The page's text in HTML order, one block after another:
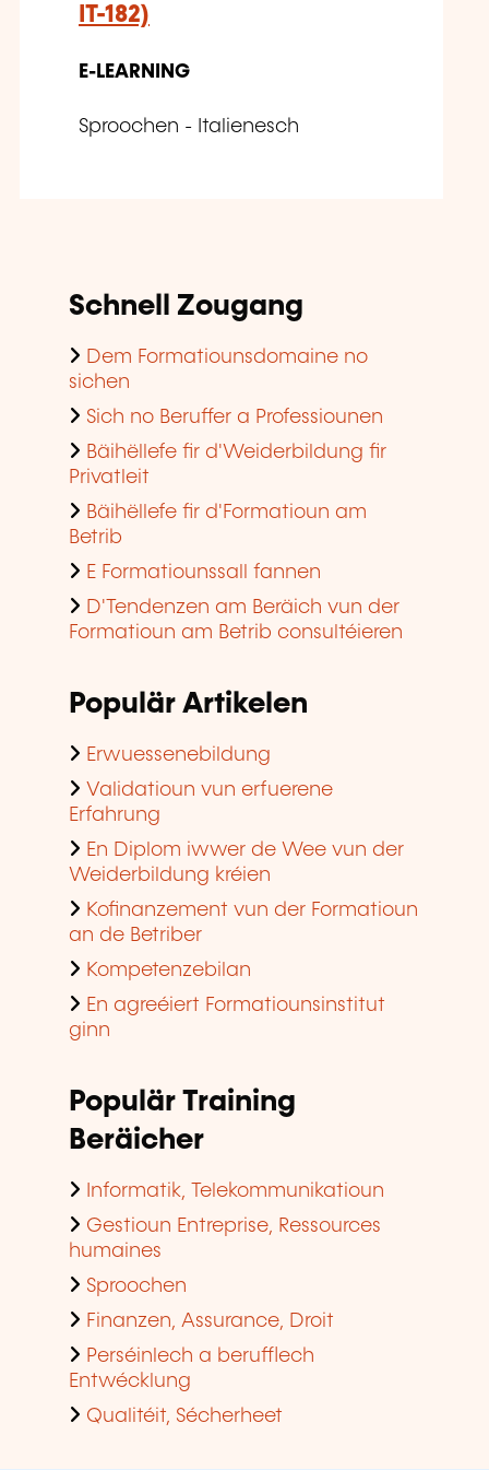
IT-182)
E-LEARNING
Sproochen - Italienesch
Schnell Zougang
Dem Formatiounsdomaine no
sichen
Sich no Beruffer a Professiounen
Bäihëllefe fir d'Weiderbildung fir
Privatleit
Bäihëllefe fir d'Formatioun am
Betrib
E Formatiounssall fannen
D'Tendenzen am Beräich vun der
Formatioun am Betrib consultéieren
Populär Artikelen
Erwuessenebildung
Validatioun vun erfuerene
Erfahrung
En Diplom iwwer de Wee vun der
Weiderbildung kréien
Kofinanzement vun der Formatioun
an de Betriber
Kompetenzebilan
En agreéiert Formatiounsinstitut
ginn
Populär Training
Beräicher
Informatik, Telekommunikatioun
Gestioun Entreprise, Ressources
humaines
Sproochen
Finanzen, Assurance, Droit
Perséinlech a berufflech
Entwécklung
Qualitéit, Sécherheet